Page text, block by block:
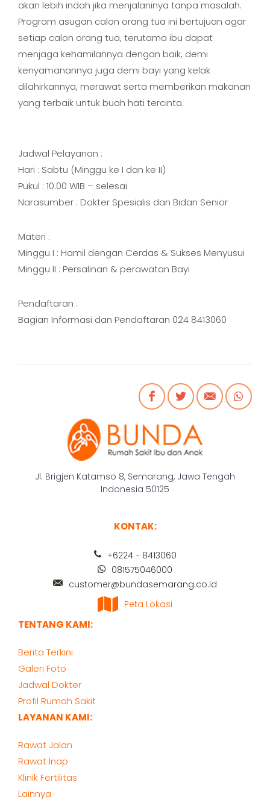
akan lebih indah jika menjalaninya tanpa masalah.
Program asugan calon orang tua ini bertujuan agar
setiap calon orang tua, terutama ibu dapat
menjaga kehamilannya dengan baik, demi
kenyamanannya juga demi bayi yang kelak
dilahirkannya, merawat serta memberikan makanan
yang terbaik untuk buah hati tercinta.
Jadwal Pelayanan :
Hari : Sabtu (Minggu ke I dan ke II)
Pukul : 10.00 WIB – selesai
Narasumber : Dokter Spesialis dan Bidan Senior
Materi :
Minggu I : Hamil dengan Cerdas & Sukses Menyusui
Minggu II : Persalinan & perawatan Bayi
Pendaftaran :
Bagian Informasi dan Pendaftaran 024 8413060
Jl. Brigjen Katamso 8, Semarang, Jawa Tengah
Indonesia 50125
KONTAK:
+6224 - 8413060
081575046000
customer@bundasemarang.co.id
Peta Lokasi
TENTANG KAMI:
Berita Terkini
Galeri Foto
Jadwal Dokter
Profil Rumah Sakit
LAYANAN KAMI:
Rawat Jalan
Rawat Inap
Klinik Fertilitas
Lainnya